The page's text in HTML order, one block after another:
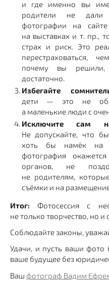
и где именно вы
родители не дали
фотографии на
на выставках и т. пр.,
страх и риск. Это
перестраховаться,
почему вы решили,
достаточно.
Избегайте
дети — это не
а маленькие люди с
Исключите сам
Не допускайте, что
хоть бы намёк на
фотография
органов, не
не родителям,
съёмки и на
Итог: Фотосессия с
не только творчество, но и
Соблюдайте законы,
Удачи, и пусть ваши фото
ваше будущее без
Ваш фотограф Вадим